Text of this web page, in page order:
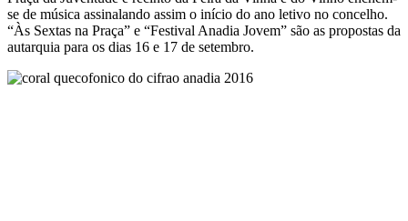
se de música assinalando assim o início do ano letivo no concelho.
“Às Sextas na Praça” e “Festival Anadia Jovem” são as propostas da
autarquia para os dias 16 e 17 de setembro.